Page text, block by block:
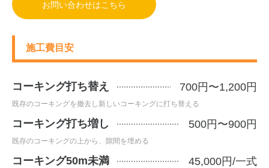
お問い合わせはこちら
施工費目安
コーキング打ち替え 700円〜1,200円
既存のコーキングを撤去し新しいコーキングに打ち替える
コーキング打ち増し 500円〜900円
既存のコーキングの上から、隙間を埋める
コーキング50m未満 45,000円/一式